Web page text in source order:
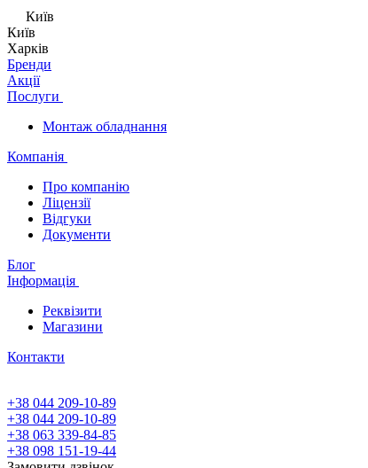
Київ
Київ
Харків
Бренди
Акції
Послуги
Монтаж обладнання
Компанія
Про компанію
Ліцензії
Відгуки
Документи
Блог
Інформація
Реквізити
Магазини
Контакти
+38 044 209-10-89
+38 044 209-10-89
+38 063 339-84-85
+38 098 151-19-44